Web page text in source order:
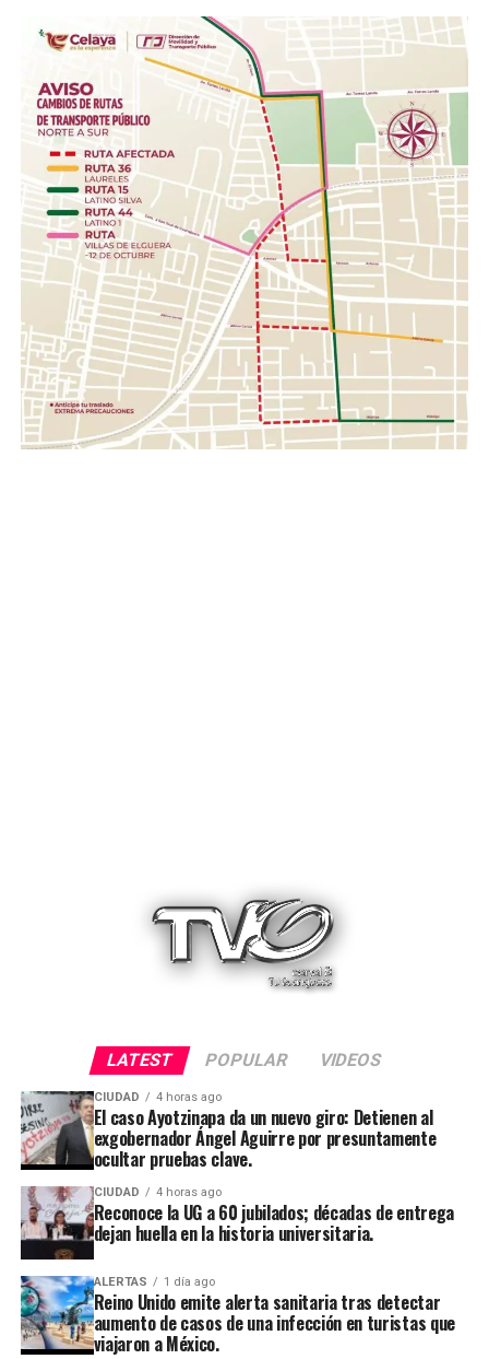
Insumos de limpieza.- Aromatizante, detergente,
cloro, desinfectantes, escobas, trapeadores,
cubetas, jergas.
Higiene personal.- Shampoo, pasta dental, jabón de
barra, toallas húmedas, toallas sanitarias, rastrillos.
Herramientas .- Pala, pico, guantes, linternas,
cascos, pilas.
Con esta acción, el Gobierno de la Gente, a través del
Sistema DIF Estatal Guanajuato y el Voluntariado de la
Gente, fortalece los valores de solidaridad, empatía y
unión entre las familias guanajuatenses, impulsando una
red de apoyo que permita llevar esperanza y ayuda a
quienes hoy enfrentan una de las situaciones más
complejas de su historia reciente.
LATEST POPULAR VIDEOS
CIUDAD 4 horas ago
El caso Ayotzinapa da un nuevo giro: Detienen al
exgobernador Ángel Aguirre por presuntamente
ocultar pruebas clave.
CIUDAD 4 horas ago
Reconoce la UG a 60 jubilados; décadas de entrega
dejan huella en la historia universitaria.
ALERTAS 1 día ago
Reino Unido emite alerta sanitaria tras detectar
aumento de casos de una infección en turistas que
viajaron a México.